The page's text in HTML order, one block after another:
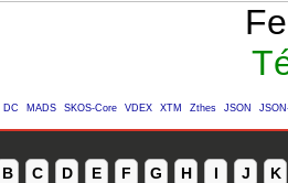
DC MADS SKOS-Core VDEX XTM Zthes JSON
B C D E F G H I J K